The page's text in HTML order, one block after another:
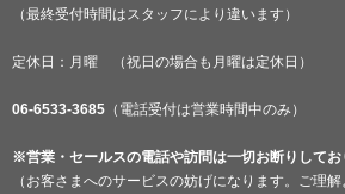
（最終受付時間はスタッフにより違います）
定休日：月曜 （祝日の場合も月曜は定休日）
06-6533-3685 （電話受付は営業時間中のみ）
※営業・セールスの電話や訪問は一切お断りしてお
（お客さまへのサービスの妨げになります。ご理解